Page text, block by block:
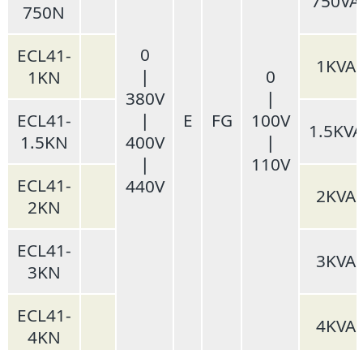
0
❘
380V
❘
400V
❘
440V
E FG
0
❘
100V
❘
110V
750N
ECL41-
1KN
1KVA
ECL41-
1.5KN
1.5KVA
ECL41-
2KN
2KVA
ECL41-
3KN
3KVA
ECL41-
4KN
4KVA